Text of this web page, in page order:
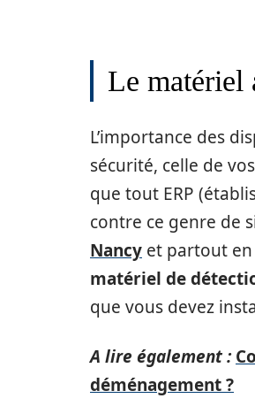
Le matériel
L’importance des
sécurité, celle de
que tout ERP
contre ce genre de
Nancy et partout
matériel de
que vous devez
A lire également :
déménagement ?